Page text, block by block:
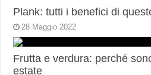
Plank: tutti i benefici di
28 Maggio 2022
Frutta e verdura: perché
estate